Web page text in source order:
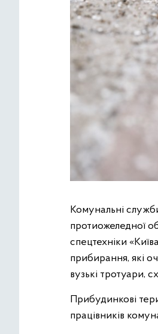
Комунальні
протиожеледної
спецтехніки
прибирання, які
вузькі тротуари,
Прибудинкові
працівників